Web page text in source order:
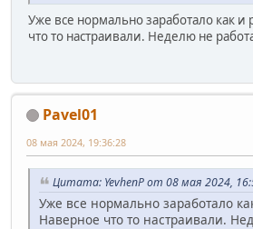
Уже все нормально заработало как
что то настраивали. Неделю не
Pavel01
08 мая 2024, 19:36:28
Цитата: YevhenP от 08 мая 2024,
Уже все нормально заработало
Наверное что то настраивали.